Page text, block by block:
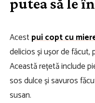
putea să le
Acestpui copt cu
delicios și ușor de făcut,
Această rețetă include
sos dulce și savuros
susan.